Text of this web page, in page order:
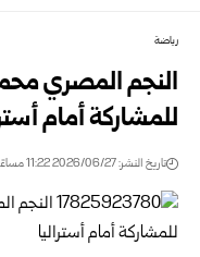
رياضة
النجم المصري
للمشاركة أمام
تاريخ النشر: 2026/06/27 11:22 مساءً